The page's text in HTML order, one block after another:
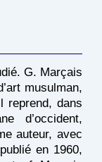
G. Marçais
musulman,
reprend, dans
d’occident,
auteur, avec
en 1960,